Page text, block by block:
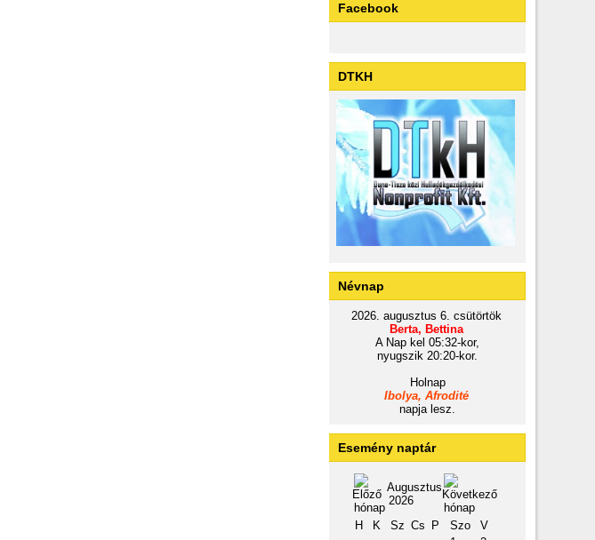
Facebook
DTKH
Névnap
2026. augusztus 6. csütörtök
Berta, Bettina
A Nap kel 05:32-kor,
nyugszik 20:20-kor.
Holnap
Ibolya, Afrodité
napja lesz.
Esemény naptár
Augusztus
2026
H
K Sz Cs P Szo
V